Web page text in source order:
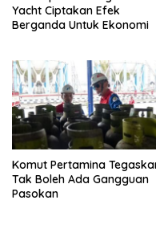
Yacht Ciptakan Efek
Berganda Untuk Ekonomi
Komut Pertamina
Tak Boleh Ada Gangguan
Pasokan